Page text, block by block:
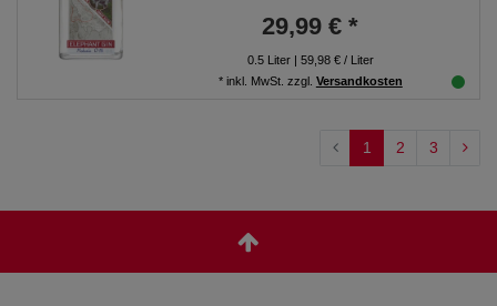
29,99 € *
0.5Liter| 59,98 € / Liter
* inkl. MwSt. zzgl. Versandkosten
1 2 3